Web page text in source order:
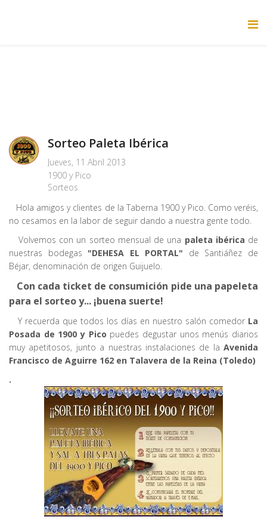
Sorteo Paleta Ibérica
Jueves, 11 Abril 2013
1900 y Pico
Sorteos
Hola amigos y clientes de la Taberna 1900 y Pico. Como veréis,
no cesamos en la labor de seguir dando a nuestra gente todo.
Volvemos con un sorteo mensual de una paleta ibérica de
nuestras bodegas "DEHESA EL PORTAL" de Santiáñez de
Béjar, denominación de origen Guijuelo.
Con cada ticket de consumición pide una papeleta
para el sorteo y... ¡buena suerte!
Y recuerda que todos los días en nuestro salón comedor La
Posada de 1900 y Pico puedes degustar unos menús diarios
muy apetitosos, junto a nuestras instalaciones de la Avenida
Francisco de Aguirre 162 en Talavera de la Reina (Toledo)
.